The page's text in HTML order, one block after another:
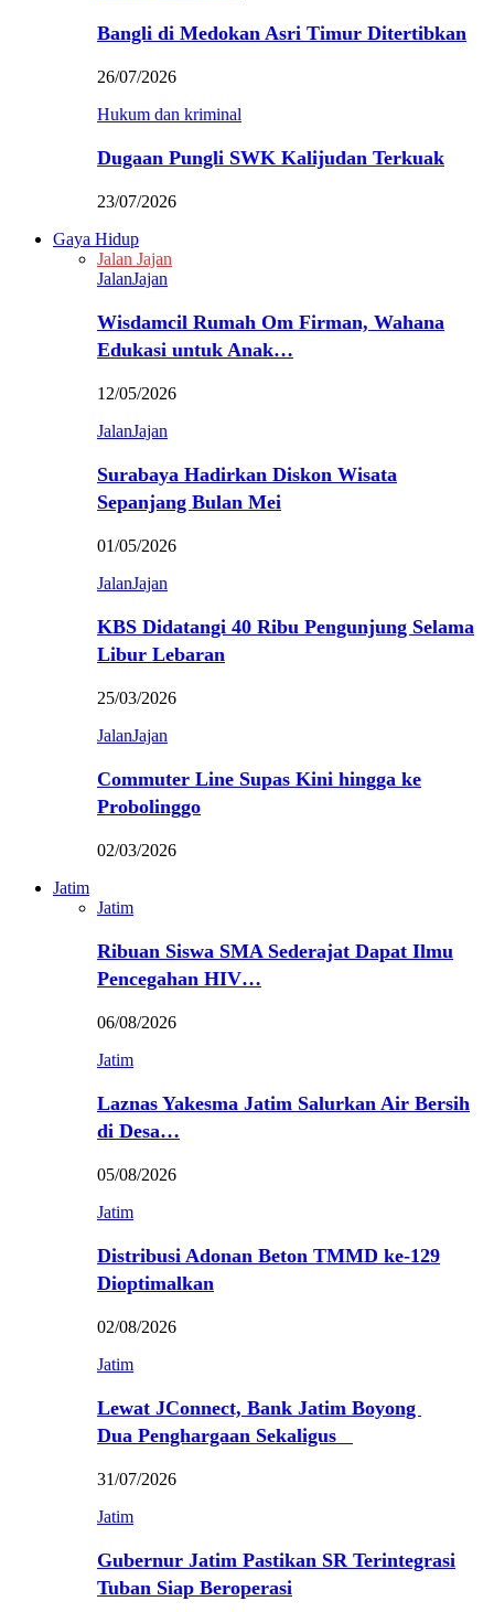
Bangli di Medokan Asri Timur Ditertibkan
26/07/2026
Hukum dan kriminal
Dugaan Pungli SWK Kalijudan Terkuak
23/07/2026
Gaya Hidup
Jalan Jajan
JalanJajan
Wisdamcil Rumah Om Firman, Wahana
Edukasi untuk Anak…
12/05/2026
JalanJajan
Surabaya Hadirkan Diskon Wisata
Sepanjang Bulan Mei
01/05/2026
JalanJajan
KBS Didatangi 40 Ribu Pengunjung Selama
Libur Lebaran
25/03/2026
JalanJajan
Commuter Line Supas Kini hingga ke
Probolinggo
02/03/2026
Jatim
Jatim
Ribuan Siswa SMA Sederajat Dapat Ilmu
Pencegahan HIV…
06/08/2026
Jatim
Laznas Yakesma Jatim Salurkan Air Bersih
di Desa…
05/08/2026
Jatim
Distribusi Adonan Beton TMMD ke-129
Dioptimalkan
02/08/2026
Jatim
Lewat JConnect, Bank Jatim Boyong
Dua Penghargaan Sekaligus
31/07/2026
Jatim
Gubernur Jatim Pastikan SR Terintegrasi
Tuban Siap Beroperasi